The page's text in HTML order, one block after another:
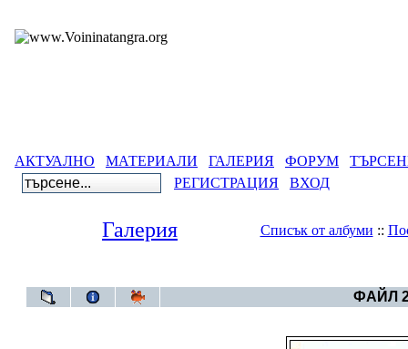
АКТУАЛНО МАТЕРИАЛИ ГАЛЕРИЯ ФОРУМ
РЕГИСТРАЦИЯ
ВХОД
Галерия Списък от албуми ::
ФАЙЛ